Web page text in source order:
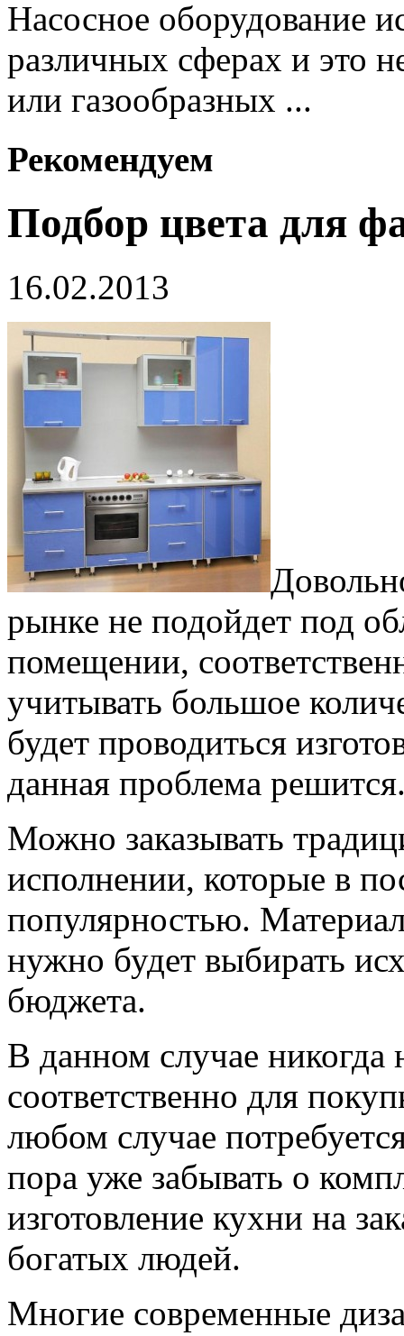
Насосное оборудование
различных сферах и это
или газообразных ...
Рекомендуем
Подбор цвета для
16.02.2013
рынке не подойдет под
помещении,
учитывать большое
будет проводиться
данная проблема
Можно заказывать
исполнении, которые в
популярностью.
нужно будет выбирать
бюджета.
В данном случае никогда
соответственно для
любом случае
пора уже забывать о
изготовление кухни на
богатых людей.
Многие современные